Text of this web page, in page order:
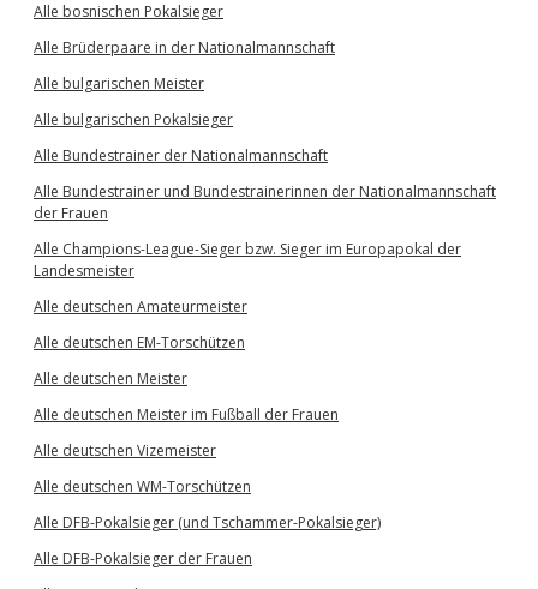
Alle bosnischen Pokalsieger
Alle Brüderpaare in der Nationalmannschaft
Alle bulgarischen Meister
Alle bulgarischen Pokalsieger
Alle Bundestrainer der Nationalmannschaft
Alle Bundestrainer und Bundestrainerinnen der Nationalmannschaft
der Frauen
Alle Champions-League-Sieger bzw. Sieger im Europapokal der
Landesmeister
Alle deutschen Amateurmeister
Alle deutschen EM-Torschützen
Alle deutschen Meister
Alle deutschen Meister im Fußball der Frauen
Alle deutschen Vizemeister
Alle deutschen WM-Torschützen
Alle DFB-Pokalsieger (und Tschammer-Pokalsieger)
Alle DFB-Pokalsieger der Frauen